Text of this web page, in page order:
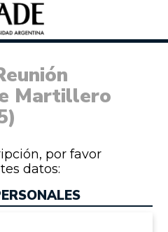
Martillero
por favor
datos: